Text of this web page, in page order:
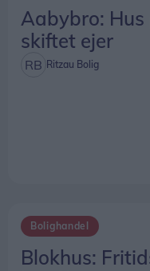
Aabybro:
skiftet ejer
Ritzau Bolig
Bolighandel
Blokhus: